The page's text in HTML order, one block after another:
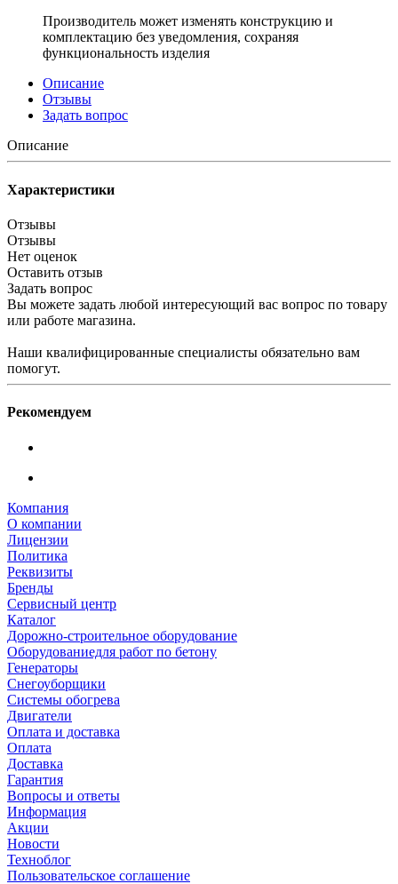
Производитель может изменять конструкцию и
комплектацию без уведомления, сохраняя
функциональность изделия
Описание
Отзывы
Задать вопрос
Описание
Характеристики
Отзывы
Отзывы
Нет оценок
Оставить отзыв
Задать вопрос
Вы можете задать любой интересующий вас вопрос по товару
или работе магазина.
Наши квалифицированные специалисты обязательно вам
помогут.
Рекомендуем
Компания
О компании
Лицензии
Политика
Реквизиты
Бренды
Сервисный центр
Каталог
Дорожно-строительное оборудование
Оборудованиедля работ по бетону
Генераторы
Снегоуборщики
Системы обогрева
Двигатели
Оплата и доставка
Оплата
Доставка
Гарантия
Вопросы и ответы
Информация
Акции
Новости
Техноблог
Пользовательское соглашение